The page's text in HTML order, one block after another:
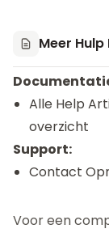
Meer Hulp
Alle Help
overzicht
Support:
Contact
Voor een